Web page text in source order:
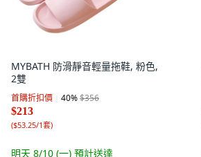
MYBATH 防滑靜音輕量拖鞋, 粉色,
2雙
首購折扣價 40%$356
$213
($53.25/1套)
明天 8/10 (一) 預計送達